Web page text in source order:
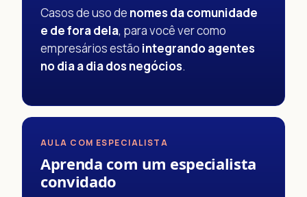
Casos de uso de nomes da comunidade
e de fora dela, para você ver como
empresários estão integrando agentes
no dia a dia dos negócios.
AULA COM ESPECIALISTA
Aprenda com um especialista
convidado